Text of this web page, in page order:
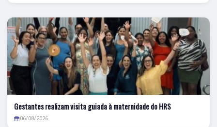
Gestantes realizam visita guiada à maternidade do HRS
06/08/2026